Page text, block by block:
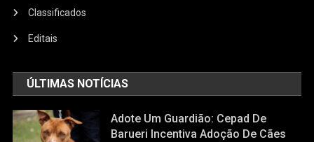
Classificados
Editais
ÚLTIMAS NOTÍCIAS
Adote Um Guardião: Cepad De
Barueri Incentiva Adoção De Cães